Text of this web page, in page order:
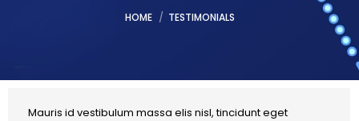
You are here:
HOME TESTIMONIALS
Mauris id vestibulum massa elis nisl, tincidunt eget